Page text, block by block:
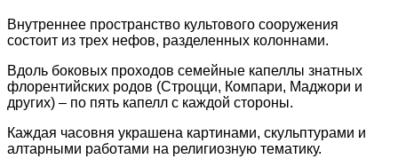
Внутреннее пространство культового сооружения
состоит из трех нефов, разделенных колоннами.
Вдоль боковых проходов семейные капеллы знатных
флорентийских родов (Строцци, Компари, Маджори и
других) – по пять капелл с каждой стороны.
Каждая часовня украшена картинами, скульптурами и
алтарными работами на религиозную тематику.